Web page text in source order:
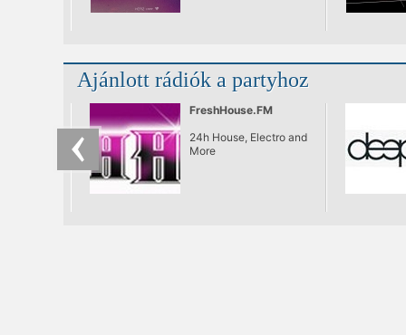
music’s truly modern
greats. Electronic
music doesn’t really
have borders! ≡
Ajánlott rádiók a partyhoz
FreshHouse.FM
24h House, Electro and
More